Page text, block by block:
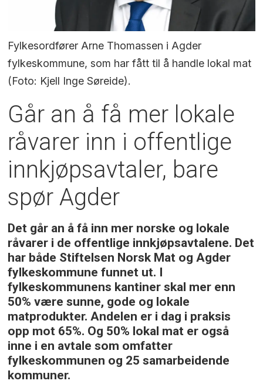
Fylkesordfører Arne Thomassen i Agder
fylkeskommune, som har fått til å handle lokal mat
(Foto: Kjell Inge Søreide).
Går an å få mer lokale
råvarer inn i offentlige
innkjøpsavtaler, bare
spør Agder
Det går an å få inn mer norske og lokale
råvarer i de offentlige innkjøpsavtalene. Det
har både Stiftelsen Norsk Mat og Agder
fylkeskommune funnet ut. I
fylkeskommunens kantiner skal mer enn
50% være sunne, gode og lokale
matprodukter. Andelen er i dag i praksis
opp mot 65%. Og 50% lokal mat er også
inne i en avtale som omfatter
fylkeskommunen og 25 samarbeidende
kommuner.